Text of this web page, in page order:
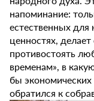
напоминание:
естественных
ценностях,
противостоять
временам», в
бы
обратился к